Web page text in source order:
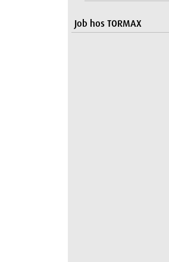
Job hos TORMAX